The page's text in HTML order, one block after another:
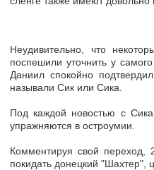
Неудивительно, что
поспешили уточнить у
Даниил спокойно
называли Сик или Сика.
Под каждой новостью с
упражняются в остроумии.
Комментируя свой переход,
покидать донецкий "Шахтер",